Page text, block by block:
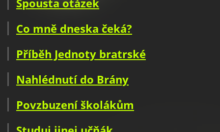
Spousta otázek
Co mně dneska čeká?
Příběh Jednoty bratrské
Nahlédnutí do Brány
Povzbuzení školákům